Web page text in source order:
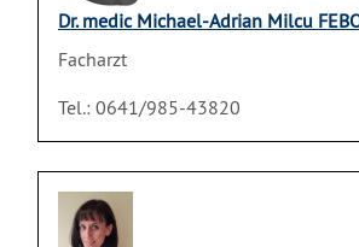
Dr. medic Michael-Adrian Milcu
Facharzt
Tel.: 0641/985-43820